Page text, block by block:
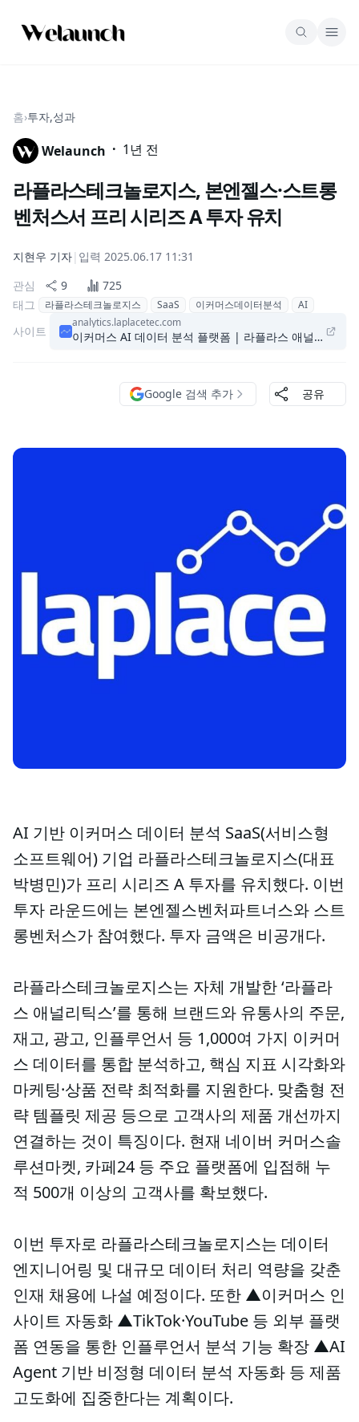
홈›투자,성과
Welaunch · 1년 전
라플라스테크놀로지스, 본엔젤스·스트롱
벤처스서 프리 시리즈 A 투자 유치
지현우 기자| 입력 2025.06.17 11:31
관심
9
725
태그
라플라스테크놀로지스 SaaS 이커머스데이터분석 AI
사이트
analytics.laplacetec.com
이커머스 AI 데이터 분석 플랫폼 | 라플라스 애널리틱스
Google 검색 추가 공유
AI 기반 이커머스 데이터 분석 SaaS(서비스형
소프트웨어) 기업 라플라스테크놀로지스(대표
박병민)가 프리 시리즈 A 투자를 유치했다. 이번
투자 라운드에는 본엔젤스벤처파트너스와 스트
롱벤처스가 참여했다. 투자 금액은 비공개다.
라플라스테크놀로지스는 자체 개발한 ‘라플라
스 애널리틱스’를 통해 브랜드와 유통사의 주문,
재고, 광고, 인플루언서 등 1,000여 가지 이커머
스 데이터를 통합 분석하고, 핵심 지표 시각화와
마케팅·상품 전략 최적화를 지원한다. 맞춤형 전
략 템플릿 제공 등으로 고객사의 제품 개선까지
연결하는 것이 특징이다. 현재 네이버 커머스솔
루션마켓, 카페24 등 주요 플랫폼에 입점해 누
적 500개 이상의 고객사를 확보했다.
이번 투자로 라플라스테크놀로지스는 데이터
엔지니어링 및 대규모 데이터 처리 역량을 갖춘
인재 채용에 나설 예정이다. 또한 ▲이커머스 인
사이트 자동화 ▲TikTok·YouTube 등 외부 플랫
폼 연동을 통한 인플루언서 분석 기능 확장 ▲AI
Agent 기반 비정형 데이터 분석 자동화 등 제품
고도화에 집중한다는 계획이다.